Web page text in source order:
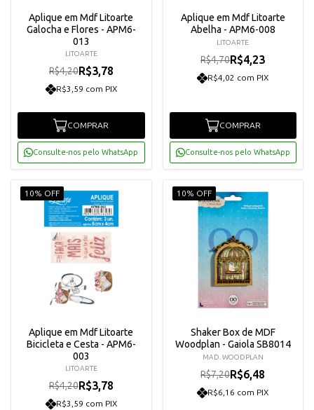
Aplique em Mdf Litoarte
Galocha e Flores - APM6-
013
LITOARTE
R$4,20R$3,78
R$3,59 com PIX
COMPRAR
Consulte-nos pelo WhatsApp
Aplique em Mdf Litoarte
Abelha - APM6-008
LITOARTE
R$4,70R$4,23
R$4,02 com PIX
COMPRAR
Consulte-nos pelo WhatsApp
10% OFF
Aplique em Mdf Litoarte
Bicicleta e Cesta - APM6-
003
LITOARTE
R$4,20R$3,78
R$3,59 com PIX
10% OFF
Shaker Box de MDF
Woodplan - Gaiola SB8014
MAD. WOODPLAN
R$7,20R$6,48
R$6,16 com PIX